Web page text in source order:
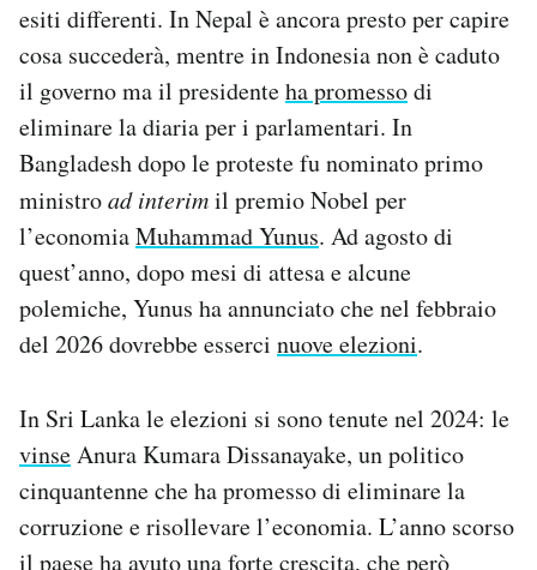
esiti differenti. In Nepal è ancora presto per capire
cosa succederà, mentre in Indonesia non è caduto
il governo ma il presidenteha promessodi
eliminare la diaria per i parlamentari. In
Bangladesh dopo le proteste fu nominato primo
ministroad interimil premio Nobel per
l’economiaMuhammad Yunus. Ad agosto di
quest’anno, dopo mesi di attesa e alcune
polemiche, Yunus ha annunciato che nel febbraio
del 2026 dovrebbe esserci nuove elezioni.
In Sri Lanka le elezioni si sono tenute nel 2024: le
vinseAnura Kumara Dissanayake, un politico
cinquantenne che ha promesso di eliminare la
corruzione e risollevare l’economia. L’anno scorso
il paese ha avuto una forte crescita, che però